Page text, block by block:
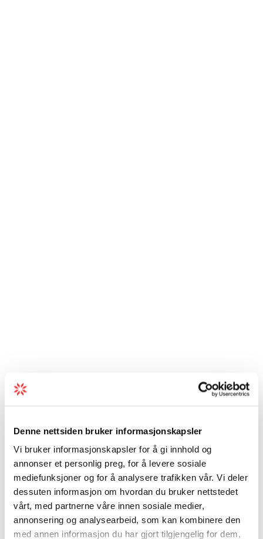
Denne nettsiden bruker informasjonskapsler
Vi bruker informasjonskapsler for å gi innhold og
annonser et personlig preg, for å levere sosiale
mediefunksjoner og for å analysere trafikken vår. Vi deler
dessuten informasjon om hvordan du bruker nettstedet
vårt, med partnerne våre innen sosiale medier,
annonsering og analysearbeid, som kan kombinere den
med annen informasjon du har gjort tilgjengelig for dem,